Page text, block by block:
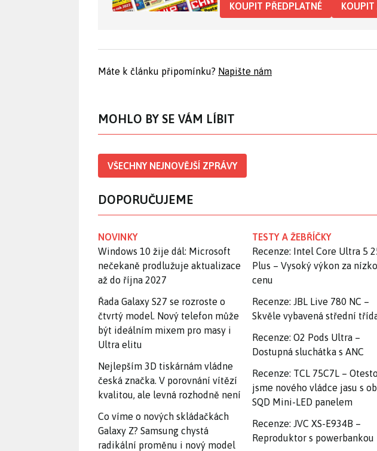
KOUPIT PŘEDPLATNÉ KOUPIT
Máte k článku připomínku? Napište nám
MOHLO BY SE VÁM LÍBIT
VŠECHNY NEJNOVĚJŠÍ ZPRÁVY
DOPORUČUJEME
NOVINKY
Windows 10 žije dál: Microsoft
nečekaně prodlužuje aktualizace
až do října 2027
Řada Galaxy S27 se rozroste o
čtvrtý model. Nový telefon může
být ideálním mixem pro masy i
Ultra elitu
Nejlepším 3D tiskárnám vládne
česká značka. V porovnání vítězí
kvalitou, ale levná rozhodně není
Co víme o nových skládačkách
Galaxy Z? Samsung chystá
radikální proměnu i nový model
TESTY A ŽEBŘÍČKY
Recenze: Intel Core Ultra 5
Plus – Vysoký výkon za
cenu
Recenze: JBL Live 780 NC –
Skvěle vybavená střední
Recenze: O2 Pods Ultra –
Dostupná sluchátka s ANC
Recenze: TCL 75C7L –
jsme nového vládce jasu s
SQD Mini-LED panelem
Recenze: JVC XS-E934B –
Reproduktor s powerbankou